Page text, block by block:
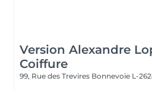
Version Alexandre
Coiffure
99, Rue des Trevires Bonnevoie L-